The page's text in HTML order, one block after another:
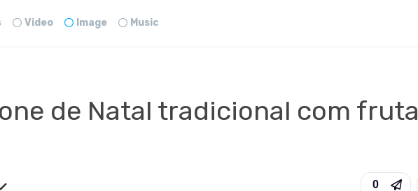
Video Image Music
de Natal tradicional com fruta
0